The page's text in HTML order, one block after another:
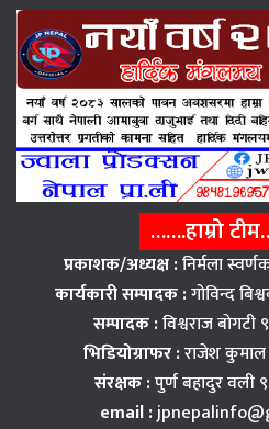
…….हाम्रो
प्रकाशक/अध्यक्ष :निर्मला
कार्यकारी सम्पादक :गोविन्द
सम्पादक :विश्वराज
भिडियोग्राफर :राजेश
संरक्षक :पुर्ण बहादुर वली
email :